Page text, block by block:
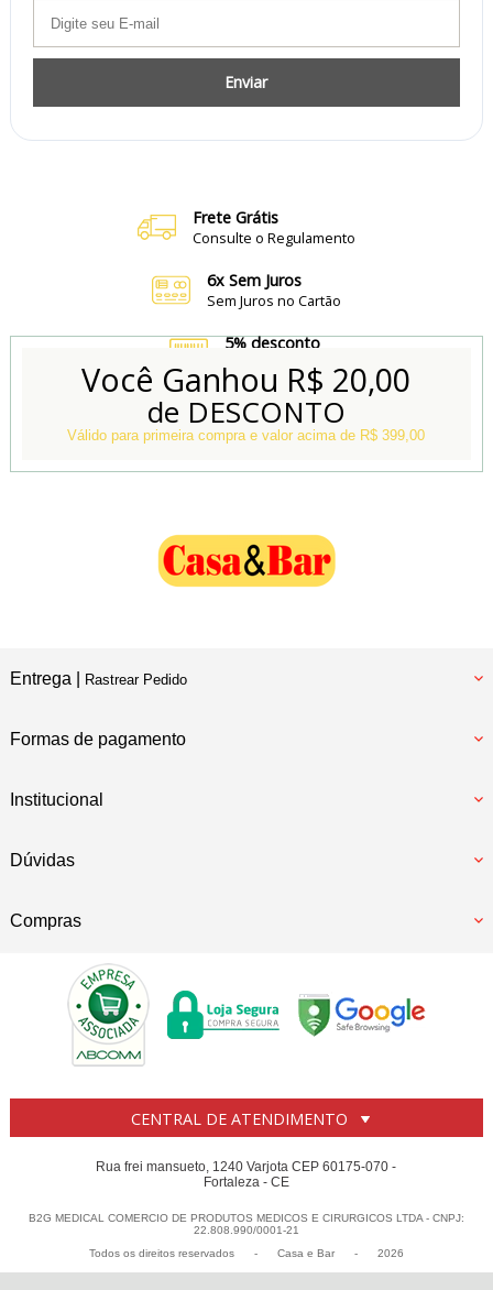
Enviar
Frete Grátis
Consulte o Regulamento
6x Sem Juros
Sem Juros no Cartão
5% desconto
no Boleto e Pix
Conheça também
Nossa Loja Física
Você Ganhou R$ 20,00
de DESCONTO
Válido para primeira compra e valor acima de R$ 399,00
Entrega | Rastrear Pedido
Formas de pagamento
Institucional
Dúvidas
Compras
CENTRAL DE ATENDIMENTO
Rua frei mansueto, 1240 Varjota CEP 60175-070 -
Fortaleza - CE
B2G MEDICAL COMERCIO DE PRODUTOS MEDICOS E CIRURGICOS LTDA - CNPJ:
22.808.990/0001-21
Todos os direitos reservados
- Casa e Bar - 2026